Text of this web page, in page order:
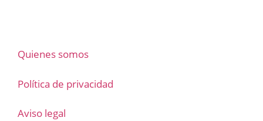
Quienes somos
Política de privacidad
Aviso legal